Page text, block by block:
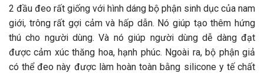
2 đầu đeo rất giống với hình dáng bộ phận sinh dục của nam
giới, trông rất gợi cảm và hấp dẫn. Nó giúp tạo thêm hứng
thú cho người dùng. Và nó giúp người dùng dễ dàng đạt
được cảm xúc thăng hoa, hạnh phúc. Ngoài ra, bộ phận giả
có thể đeo này được làm hoàn toàn bằng silicone y tế chất